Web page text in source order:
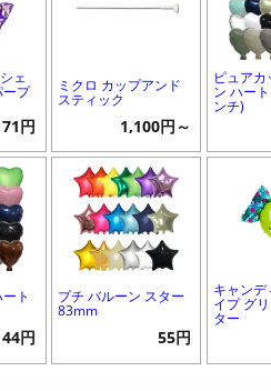
ェ
ープ
円
ミクロ カップアンド
スティック
1,100円～
ピュア
ン ハー
ンチ)
ト
44円
プチ バルーン スター
83mm
55円
キャンデ
イプ グ
ター